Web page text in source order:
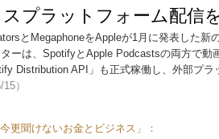
プラットフォーム配信
とMegaphoneをAppleが1月に発表した新
ーは、SpotifyとApple Podcastsの両方で動
Distribution API」も正式稼働し、外部プ
）
更聞けないお金とビジネス」：